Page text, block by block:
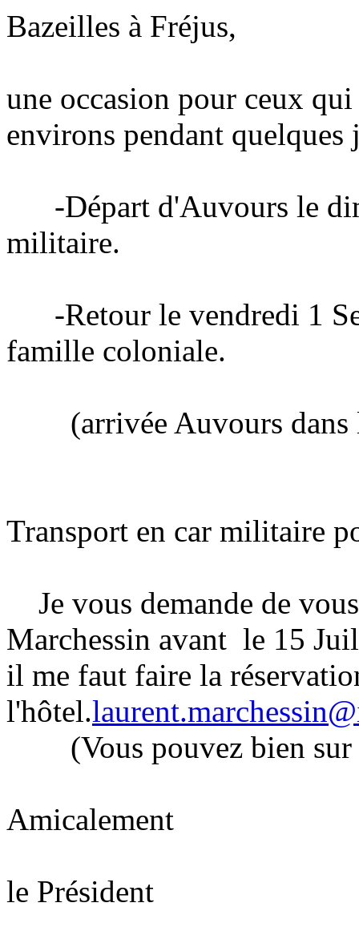
Bazeilles à Fréjus,
une occasion pour ceux
environs pendant quelques
-Départ d'Auvours le
militaire.
-Retour le vendredi 1
famille coloniale.
(arrivée Auvours dans
Transport en car militaire
Je vous demande de
Marchessin avant le 15
il me faut faire la
l'hôtel.
(Vous pouvez bien sur
Amicalement
le Président